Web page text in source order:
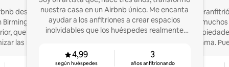
desde hace 2 años
Birmingham clasificado
que ayuda a los
las reservaciones y
nuestra casa en un Airbnb único. Me encanta
ayudar a los anfitriones a crear espacios
inolvidables que los huéspedes realmente
4,99
según huéspedes
3
años anfitrionando
He sido
Airbnb durante
nuestras
Mentone, Alabama.